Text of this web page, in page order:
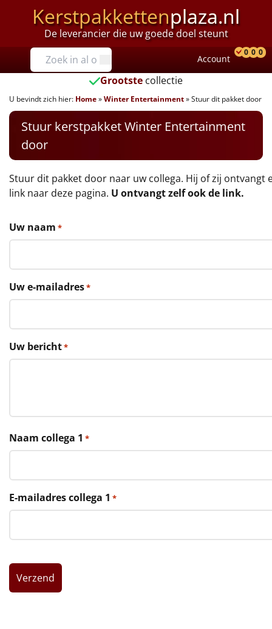
Kerstpakkettenplaza.nl
De leverancier die uw goede doel steunt
Prijzen
Tot €25
€25 tot €35
€35 tot €40
€40 tot €45
€45 tot €50
Thema
Rituals
Luxe
Mannen
Vrouwen
Duurzaam
Leuke
Goedkope
Account
0 0 0
Grootste collectie
U bevindt zich hier: Home»Winter Entertainment»Stuur dit pakket door
Stuur kerstpakket Winter Entertainment
door
Stuur dit pakket door naar uw collega. Hij of zij ontvangt
link naar deze pagina. U ontvangt zelf ook de link.
Uw naam *
Uw e-mailadres*
Uw bericht*
Naam collega 1 *
E-mailadres collega 1 *